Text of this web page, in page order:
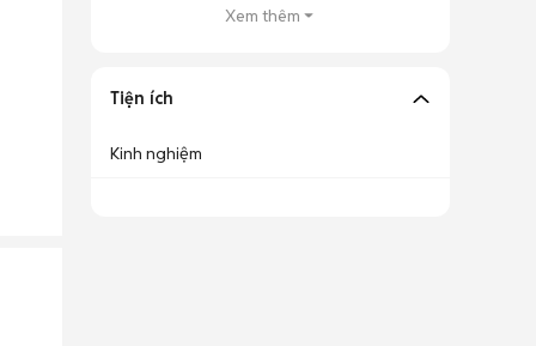
Xem thêm
Tiện ích
Kinh nghiệm